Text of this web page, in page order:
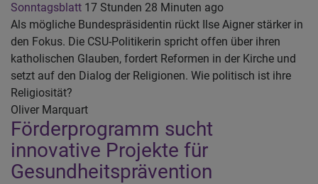
Sonntagsblatt 17 Stunden 28 Minuten ago
Als mögliche Bundespräsidentin rückt Ilse Aigner stärker in
den Fokus. Die CSU-Politikerin spricht offen über ihren
katholischen Glauben, fordert Reformen in der Kirche und
setzt auf den Dialog der Religionen. Wie politisch ist ihre
Religiosität?
Oliver Marquart
Förderprogramm sucht
innovative Projekte für
Gesundheitsprävention